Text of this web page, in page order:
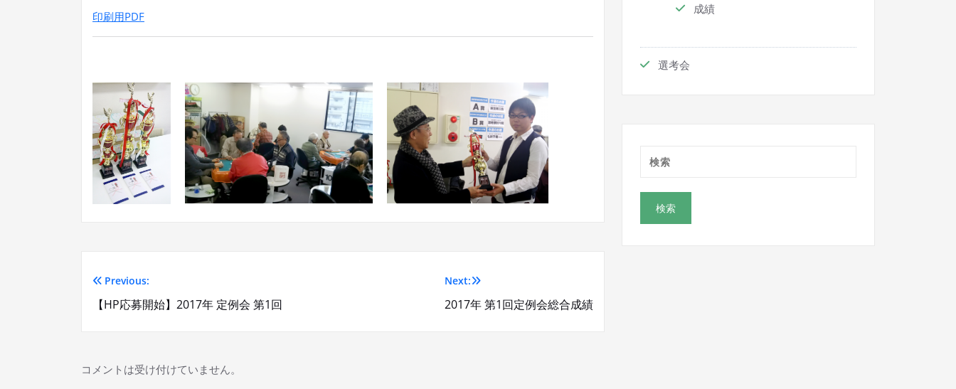
印刷用PDF
投Previous:
【HP応募開始】2017年 定例会 第1回
Next:
2017年 第1回定例会総合成績
コメントは受け付けていません。
成績
選考会